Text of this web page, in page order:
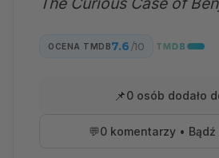
OCENA TMDB7.6 /10
📌0 osób dodało
💬0 komentarzy •